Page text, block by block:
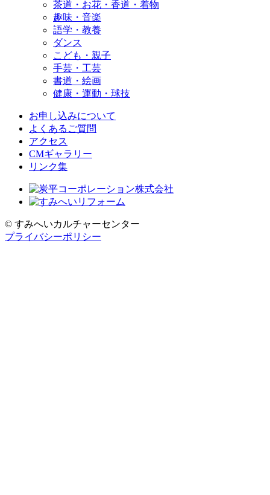
茶道・お花・香道・着物
趣味・音楽
語学・教養
ダンス
こども・親子
手芸・工芸
書道・絵画
健康・運動・球技
お申し込みについて
よくあるご質問
アクセス
CMギャラリー
リンク集
© すみへいカルチャーセンター
プライバシーポリシー